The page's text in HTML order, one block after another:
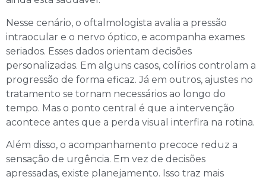
Nesse cenário, o oftalmologista avalia a pressão
intraocular e o nervo óptico, e acompanha exames
seriados. Esses dados orientam decisões
personalizadas. Em alguns casos, colírios controlam a
progressão de forma eficaz. Já em outros, ajustes no
tratamento se tornam necessários ao longo do
tempo. Mas o ponto central é que a intervenção
acontece antes que a perda visual interfira na rotina.
Além disso, o acompanhamento precoce reduz a
sensação de urgência. Em vez de decisões
apressadas, existe planejamento. Isso traz mais